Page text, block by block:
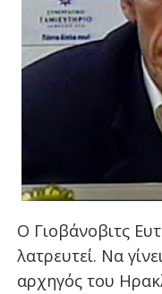
Ο Γιοβάνοβιτς
λατρευτεί. Να
αρχηγός του